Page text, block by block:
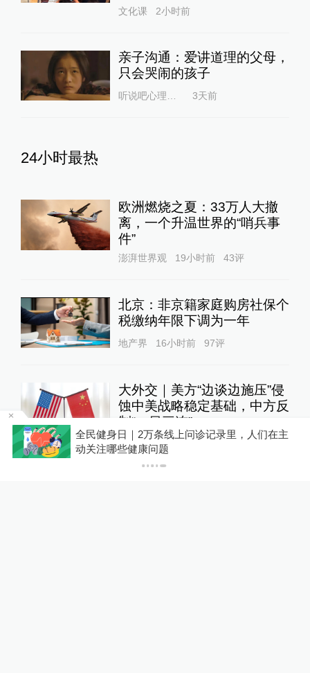
文化课 2小时前
亲子沟通：爱讲道理的父母，
只会哭闹的孩子
听说吧心理咨询 3天前
24小时最热
欧洲燃烧之夏：33万人大撤
离，一个升温世界的“哨兵事
件”
澎湃世界观 19小时前 43评
北京：非京籍家庭购房社保个
税缴纳年限下调为一年
地产界 16小时前 97评
大外交｜美方“边谈边施压”侵
蚀中美战略稳定基础，中方反
制“一日三连”
大国外交 18小时前 43评
全民健身日｜2万条线上问诊记录里，人们在主
动关注哪些健康问题